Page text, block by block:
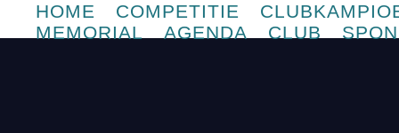
HOME COMPETITIE
MEMORIAL
AGENDA CLUB